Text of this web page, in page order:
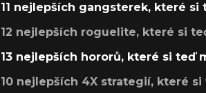
11 nejlepších gangsterek, které si
12 nejlepších roguelite, které si
13 nejlepších hororů, které si teď
10 nejlepších 4X strategií, které